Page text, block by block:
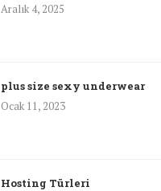
Aralık 4, 2025
plus size sexy underwear
Ocak 11, 2023
Hosting Türleri